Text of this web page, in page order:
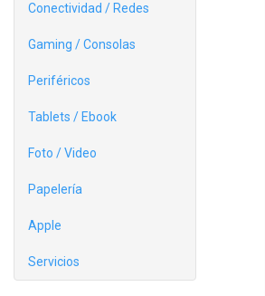
Conectividad / Redes
Gaming / Consolas
Periféricos
Tablets / Ebook
Foto / Video
Papelería
Apple
Servicios